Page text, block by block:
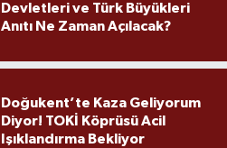
Devletleri ve Türk Büyükleri
Anıtı Ne Zaman Açılacak?
Doğukent’te Kaza Geliyorum
Diyor! TOKİ Köprüsü Acil
Işıklandırma Bekliyor